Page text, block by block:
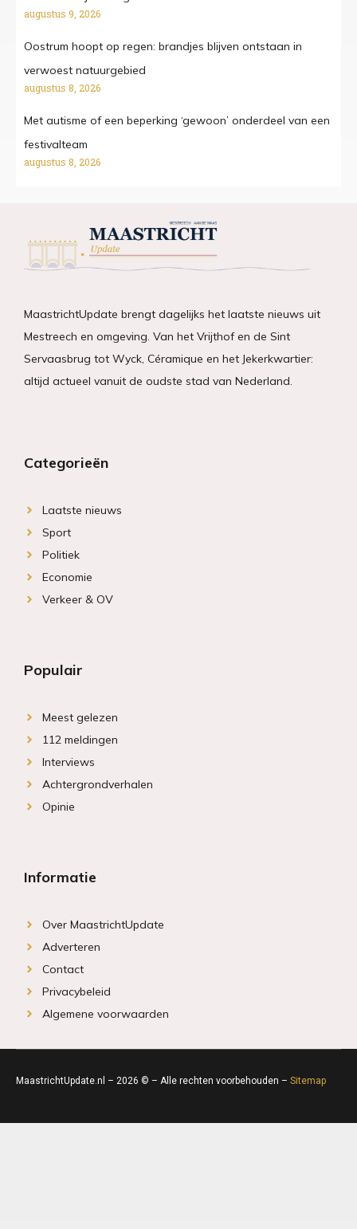
augustus 9, 2026
Oostrum hoopt op regen: brandjes blijven ontstaan in
verwoest natuurgebied
augustus 8, 2026
Met autisme of een beperking ‘gewoon’ onderdeel van een
festivalteam
augustus 8, 2026
MaastrichtUpdate brengt dagelijks het laatste nieuws uit
Mestreech en omgeving. Van het Vrijthof en de Sint
Servaasbrug tot Wyck, Céramique en het Jekerkwartier:
altijd actueel vanuit de oudste stad van Nederland.
Categorieën
Laatste nieuws
Sport
Politiek
Economie
Verkeer & OV
Populair
Meest gelezen
112 meldingen
Interviews
Achtergrondverhalen
Opinie
Informatie
Over MaastrichtUpdate
Adverteren
Contact
Privacybeleid
Algemene voorwaarden
MaastrichtUpdate.nl – 2026 © – Alle rechten voorbehouden – Sitemap